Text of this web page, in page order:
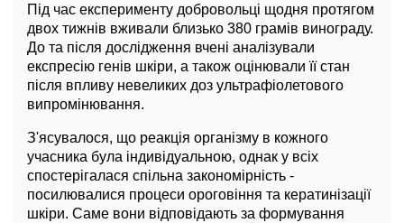
Під час експерименту добровольці щодня протягом
двох тижнів вживали близько 380 грамів винограду.
До та після дослідження вчені аналізували
експресію генів шкіри, а також оцінювали її стан
після впливу невеликих доз ультрафіолетового
випромінювання.
З'ясувалося, що реакція організму в кожного
учасника була індивідуальною, однак у всіх
спостерігалася спільна закономірність -
посилювалися процеси ороговіння та кератинізації
шкіри. Саме вони відповідають за формування